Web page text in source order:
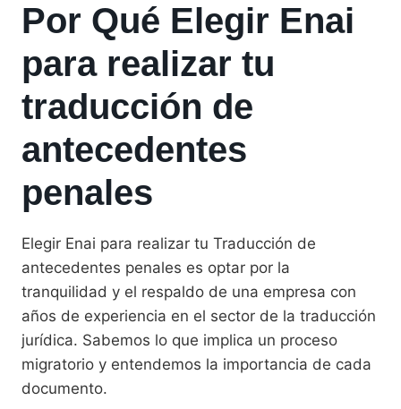
Por Qué Elegir Enai
para realizar tu
traducción de
antecedentes
penales
Elegir Enai para realizar tu Traducción de
antecedentes penales es optar por la
tranquilidad y el respaldo de una empresa con
años de experiencia en el sector de la traducción
jurídica. Sabemos lo que implica un proceso
migratorio y entendemos la importancia de cada
documento.